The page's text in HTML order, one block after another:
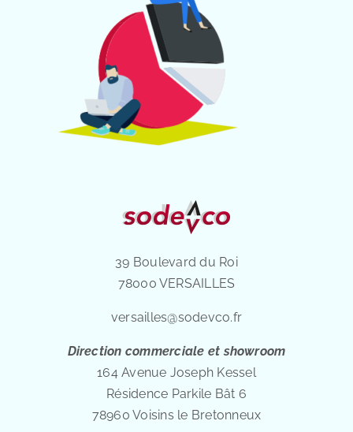
39 Boulevard du Roi
78000 VERSAILLES
versailles@sodevco.fr
Direction commerciale et showroom
164 Avenue Joseph Kessel
Résidence Parkile Bât 6
78960 Voisins le Bretonneux